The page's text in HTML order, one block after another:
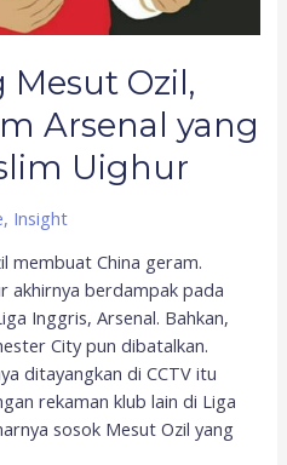
Mesut Ozil,
Arsenal yang
Uighur
, Insight
membuat China geram.
akhirnya berdampak pada
Inggris, Arsenal. Bahkan,
City pun dibatalkan.
ditayangkan di CCTV itu
rekaman klub lain di Liga
sosok Mesut Ozil yang